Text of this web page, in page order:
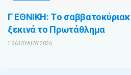
Γ ΕΘΝΙΚΗ: Tο
ξεκινά το Πρωτάθλημα
26 ΙΟΥΛΊΟΥ 2026